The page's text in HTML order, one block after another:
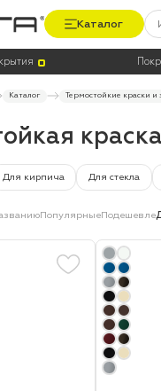
Каталог
Каталог Термостойкие краски и
Для кирпича Для стекла
Термостойкость, до
ПопулярныеПодешевле